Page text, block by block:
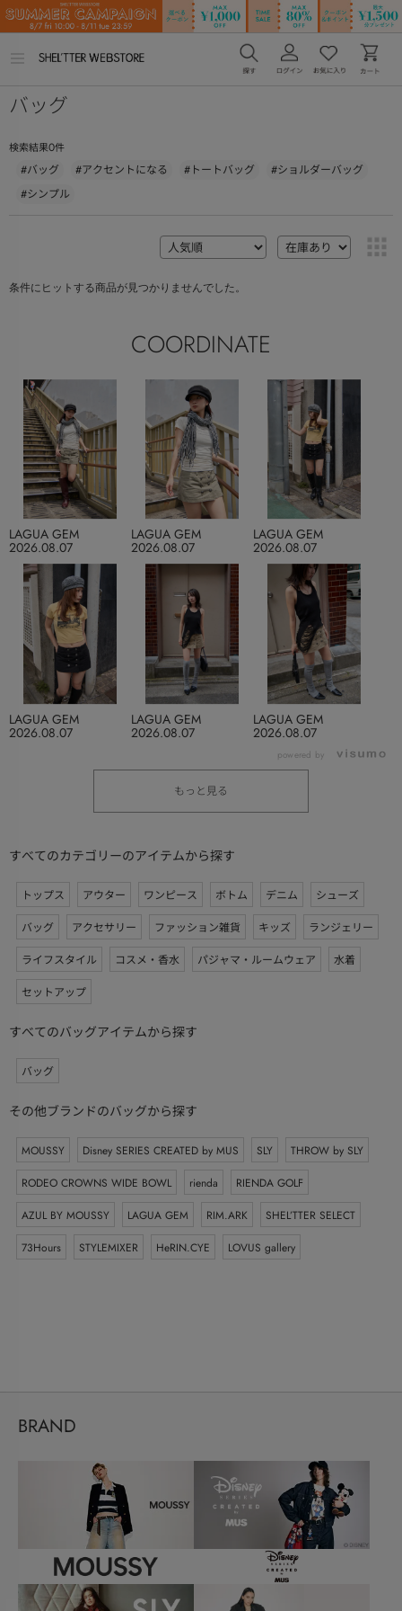
ー
く
バッグ
検索結果0件
#バッグ #アクセントになる #トートバッグ
#ショルダーバッグ
#シンプル
条件にヒットする商品が見つかりませんでした。
COORDINATE
2026.08.07
LAGUA GEM
2026.08.07
LAGUA GEM
2026.08.07
LAGUA GEM
2026.08.07
LAGUA GEM
2026.08.07
LAGUA GEM
2026.08.07
LAGUA GEM
powered by
もっと見る
すべてのカテゴリーのアイテムから探す
トップス アウター ワンピース ボトム デニム
シューズ
バッグ
アクセサリー ファッション雑貨 キッズ
ランジェリー
ライフスタイル
コスメ・香水 パジャマ・ルームウェア
水着
セットアップ
すべてのバッグアイテムから探す
バッグ
その他ブランドのバッグから探す
MOUSSY Disney SERIES CREATED by MUS SLY
THROW by SLY
RODEO CROWNS WIDE BOWL
rienda
RIENDA GOLF
AZUL BY MOUSSY
LAGUA GEM RIM.ARK
SHEL’TTER SELECT
73Hours
STYLEMIXER HeRIN.CYE LOVUS gallery
BRAND